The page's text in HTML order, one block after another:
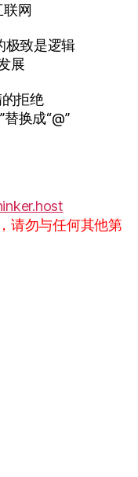
网
极致是逻辑
展
拒绝
换成“@”
请勿与任何其他第